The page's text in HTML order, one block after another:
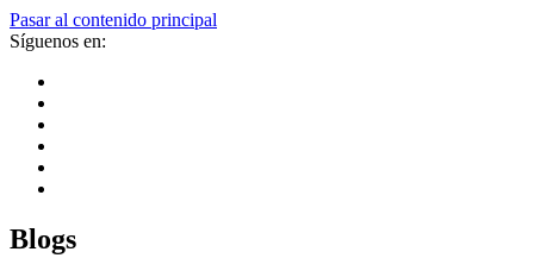
Pasar al contenido principal
Síguenos en:
Blogs